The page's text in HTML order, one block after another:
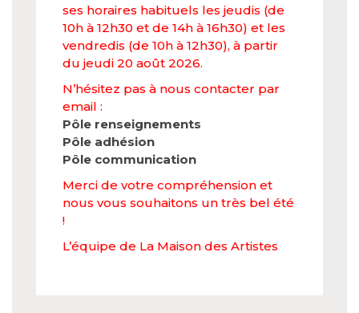
ses horaires habituels les jeudis (de
10h à 12h30 et de 14h à 16h30) et les
vendredis (de 10h à 12h30), à partir
du jeudi 20 août 2026.
N’hésitez pas à nous contacter par
email :
Pôle renseignements
Pôle adhésion
Pôle communication
Merci de votre compréhension et
nous vous souhaitons un très bel été
!
L’équipe de La Maison des Artistes